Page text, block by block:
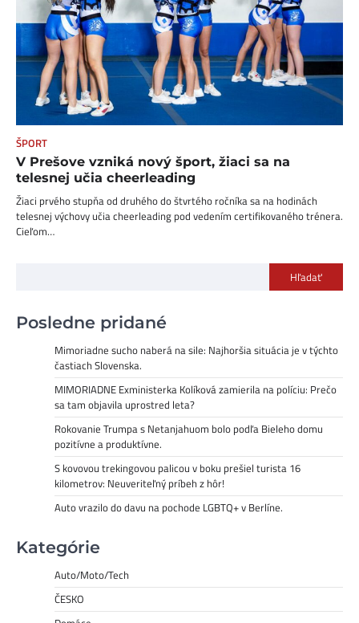
ŠPORT
V Prešove vzniká nový šport, žiaci sa na
telesnej učia cheerleading
Žiaci prvého stupňa od druhého do štvrtého ročníka sa na hodinách
telesnej výchovy učia cheerleading pod vedením certifikovaného trénera.
Cieľom…
Hľadať
Posledne pridané
Mimoriadne sucho naberá na sile: Najhoršia situácia je v týchto
častiach Slovenska.
MIMORIADNE Exministerka Kolíková zamierila na políciu: Prečo
sa tam objavila uprostred leta?
Rokovanie Trumpa s Netanjahuom bolo podľa Bieleho domu
pozitívne a produktívne.
S kovovou trekingovou palicou v boku prešiel turista 16
kilometrov: Neuveriteľný príbeh z hôr!
Auto vrazilo do davu na pochode LGBTQ+ v Berlíne.
Kategórie
Auto/Moto/Tech
ČESKO